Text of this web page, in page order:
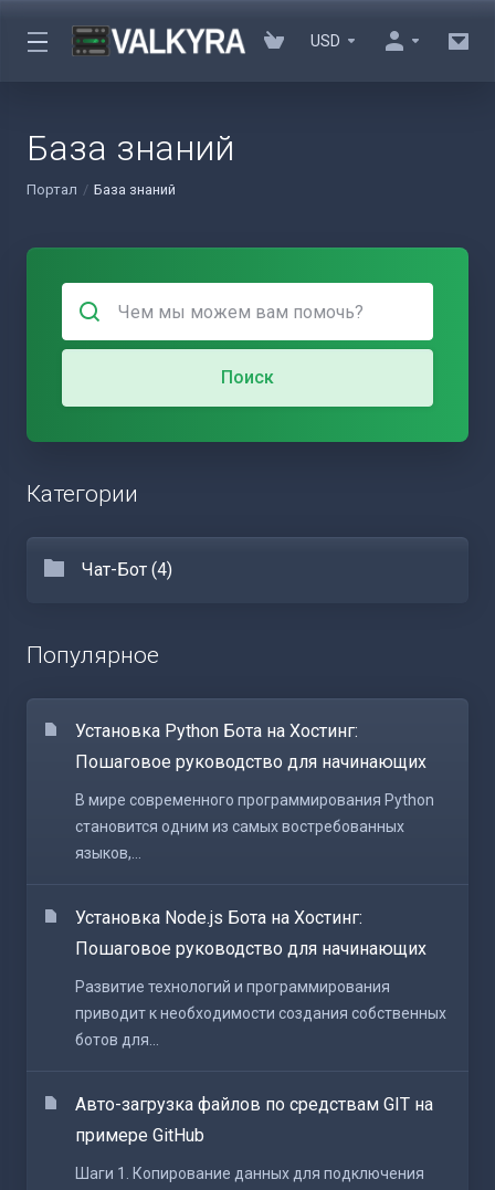
USD
База знаний
Портал База знаний
Поиск
Категории
Чат-Бот (4)
Популярное
Установка Python Бота на Хостинг:
Пошаговое руководство для начинающих
В мире современного программирования Python
становится одним из самых востребованных
языков,...
Установка Node.js Бота на Хостинг:
Пошаговое руководство для начинающих
Развитие технологий и программирования
приводит к необходимости создания собственных
ботов для...
Авто-загрузка файлов по средствам GIT на
примере GitHub
Шаги 1. Копирование данных для подключения